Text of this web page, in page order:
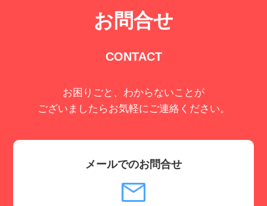
お問合せ
CONTACT
お困りごと、わからないことが
ございましたらお気軽にご連絡ください。
メールでのお問合せ